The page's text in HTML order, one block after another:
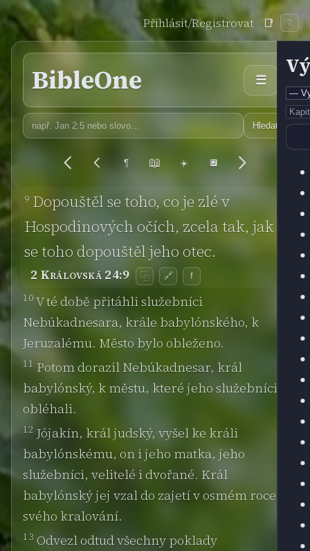
Přihlásit/Registrovat 📑 ❔
BibleOne ☰
Hledat
¶ 📖 ☀️ 🔲
9 Dopouštěl se toho, co je zlé v
Hospodinových očích, zcela tak, jak
se toho dopouštěl jeho otec.
2 Královská 24:9 ⿻ 🔗 f
10 V té době přitáhli služebníci
Nebúkadnesara, krále babylónského, k
Jeruzalému. Město bylo obleženo.
11Potom dorazil Nebúkadnesar, král
babylónský, k městu, které jeho služebníci
obléhali.
12 Jójakín, král judský, vyšel ke králi
babylónskému, on i jeho matka, jeho
služebníci, velitelé i dvořané. Král
babylónský jej vzal do zajetí v osmém roce
svého kralování.
13 Odvezl odtud všechny poklady